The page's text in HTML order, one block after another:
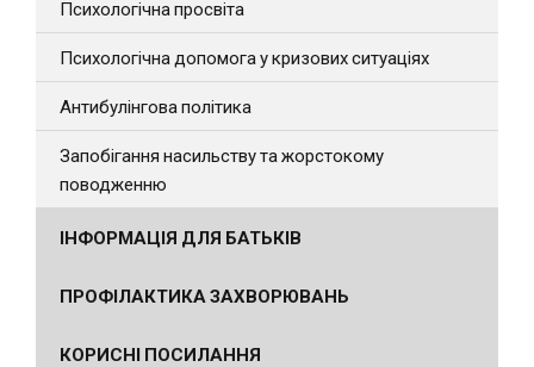
Психологічна просвіта
Психологічна допомога у кризових ситуаціях
Антибулінгова політика
Запобігання насильству та жорстокому
поводженню
ІНФОРМАЦІЯ ДЛЯ БАТЬКІВ
ПРОФІЛАКТИКА ЗАХВОРЮВАНЬ
КОРИСНІ ПОСИЛАННЯ